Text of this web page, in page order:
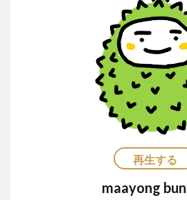
再生する
maayong
結婚式
葛飾北斎 観
買いだめ 貸し切り
運転 過ごし方
食料支援 食糧
検索